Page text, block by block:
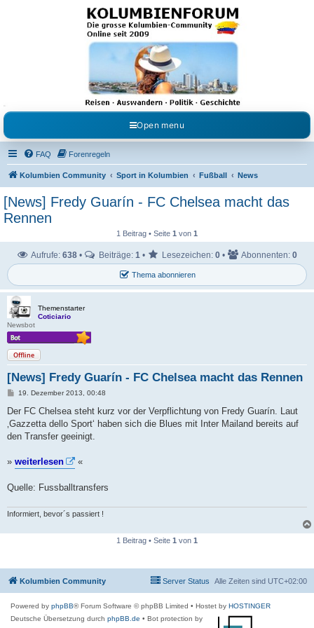
Kolumbienforum - Das
grosse Forum der
Freunde Kolumbiens
Reisen, Auswandern, Kultur, Politik, Geschichte und Visum in Kolumbien und Venezuela.
Austausch, Erfahrungen und Gemeinschaft im Kolumbienforum
Open menu
FAQ Forenregeln
Kolumbien Community Sport in Kolumbien Fußball News
[News] Fredy Guarín - FC Chelsea macht das
Rennen
1 Beitrag • Seite 1 von 1
Thema abonnieren
Aufrufe: 638 • Beiträge: 1 • Lesezeichen: 0 • Abonnenten: 0
Themenstarter
Coticiario
Newsbot
Offline
[News] Fredy Guarín - FC Chelsea macht das Rennen
B
i
r
a
19. Dezember 2013, 00:48
Der FC Chelsea steht kurz vor der Verpflichtung von Fredy Guarín. Laut
‚Gazzetta dello Sport‘ haben sich die Blues mit Inter Mailand bereits auf
den Transfer geeinigt.
» weiterlesen «
Quelle: Fussballtransfers
Informiert, bevor´s passiert !
1 Beitrag • Seite 1 von 1
Kolumbien Community Alle Zeiten sind UTC+02:00
Server Status
Powered by phpBB® Forum Software © phpBB Limited • Hostet by HOSTINGER
Deutsche Übersetzung durch phpBB.de • Bot protection by